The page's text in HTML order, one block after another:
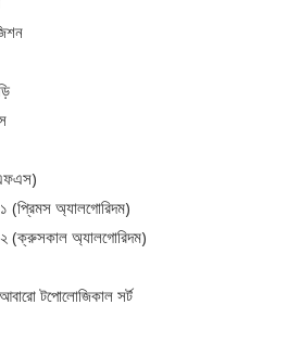
১ (প্রিমস অ্যালগোরিদম)
২ (ক্রুসকাল অ্যালগোরিদম)
আবারো টপোলোজিকাল সর্ট